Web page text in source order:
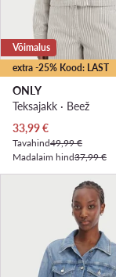
extra -25% Kood: LAST
Võimalus
ONLY
Teksajakk · Beež
Praegune hind
33,99€
Tavahind49,99 €
Madalaim hind37,99 €